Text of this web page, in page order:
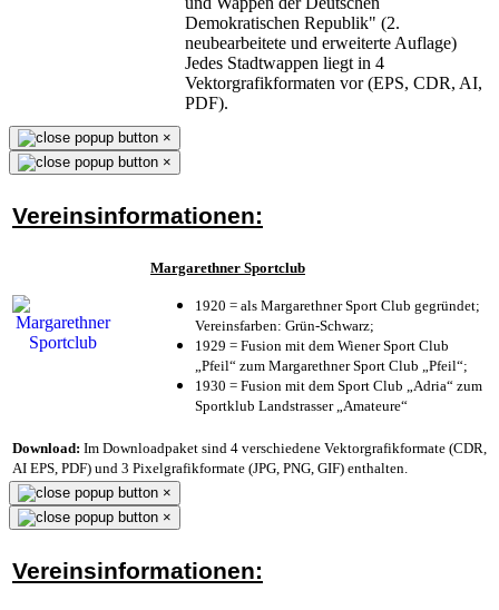
Demokratischen Republik" (2.
neubearbeitete und erweiterte Auflage)
Jedes Stadtwappen liegt in 4
Vektorgrafikformaten vor (EPS, CDR, AI,
PDF).
×
×
Vereinsinformationen:
Margarethner Sportclub
1920 = als Margarethner Sport Club gegründet;
Vereinsfarben: Grün-Schwarz;
1929 = Fusion mit dem Wiener Sport Club
„Pfeil“ zum Margarethner Sport Club „Pfeil“;
1930 = Fusion mit dem Sport Club „Adria“ zum
Sportklub Landstrasser „Amateure“
Download: Im Downloadpaket sind 4 verschiedene Vektorgrafikformate (CDR,
AI EPS, PDF) und 3 Pixelgrafikformate (JPG, PNG, GIF) enthalten.
×
×
Vereinsinformationen: